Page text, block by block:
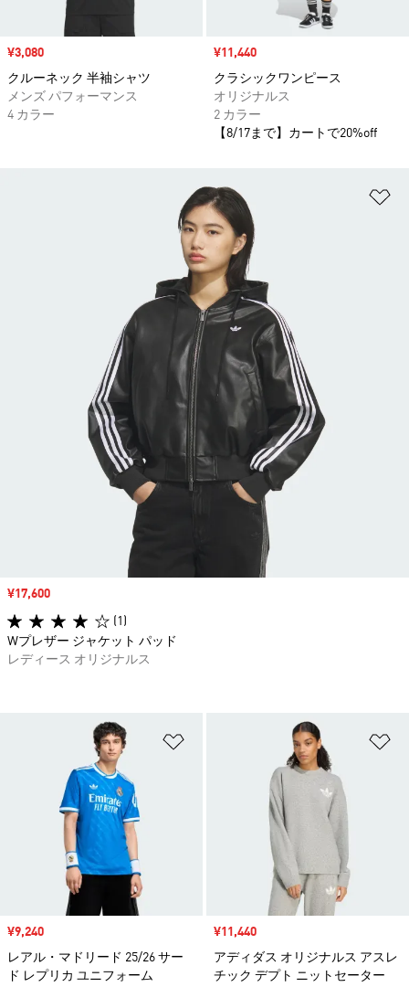
セール価格
¥3,080
クルーネック 半袖シャツ
メンズ パフォーマンス
4 カラー
セール価格
¥11,440
クラシックワンピース
オリジナルス
2 カラー
【8/17まで】カートで20%off
ほしいものリストに追加
セール価格
¥9,240
レアル・マドリード 25/26 サー
ド レプリカ ユニフォーム
セール価格
¥11,440
アディダス オリジナルス アスレ
チック デプト ニットセーター
セール価格
¥17,600
(1)
Wプレザー ジャケット パッド
レディース オリジナルス